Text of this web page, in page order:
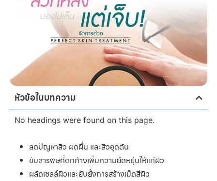
หัวข้อในบทความ
No headings were found on this page.
ลดปัญหาสิว ผดผื่น และสิวอุดตัน
ขับสารพิษที่ตกค้างเพิ่มความยืดหยุ่นให้แก่ผิว
ผลัดเซลล์ผิวและยับยั้งการสร้างเม็ดสีผิว